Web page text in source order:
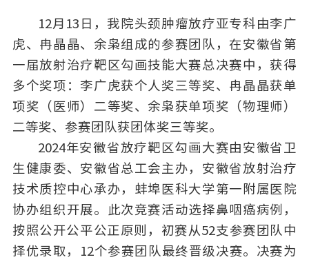
12月13日，我院头颈肿瘤放疗亚专科由李广
虎、冉晶晶、余枭组成的参赛团队，在安徽省第
一届放射治疗靶区勾画技能大赛总决赛中，获得
多个奖项：李广虎获个人奖三等奖、冉晶晶获单
项奖（医师）二等奖、余枭获单项奖（物理师）
二等奖、参赛团队获团体奖三等奖。
2024年安徽省放疗靶区勾画大赛由安徽省卫
生健康委、安徽省总工会主办，安徽省放射治疗
技术质控中心承办，蚌埠医科大学第一附属医院
协办组织开展。此次竞赛活动选择鼻咽癌病例，
按照公开公平公正原则，初赛从52支参赛团队中
择优录取，12个参赛团队最终晋级决赛。决赛为